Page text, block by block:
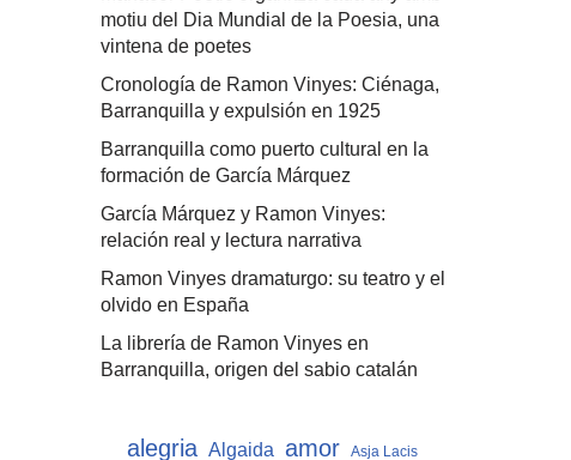
motiu del Dia Mundial de la Poesia, una
vintena de poetes
Cronología de Ramon Vinyes: Ciénaga,
Barranquilla y expulsión en 1925
Barranquilla como puerto cultural en la
formación de García Márquez
García Márquez y Ramon Vinyes:
relación real y lectura narrativa
Ramon Vinyes dramaturgo: su teatro y el
olvido en España
La librería de Ramon Vinyes en
Barranquilla, origen del sabio catalán
alegria Algaida amor Asja Lacis